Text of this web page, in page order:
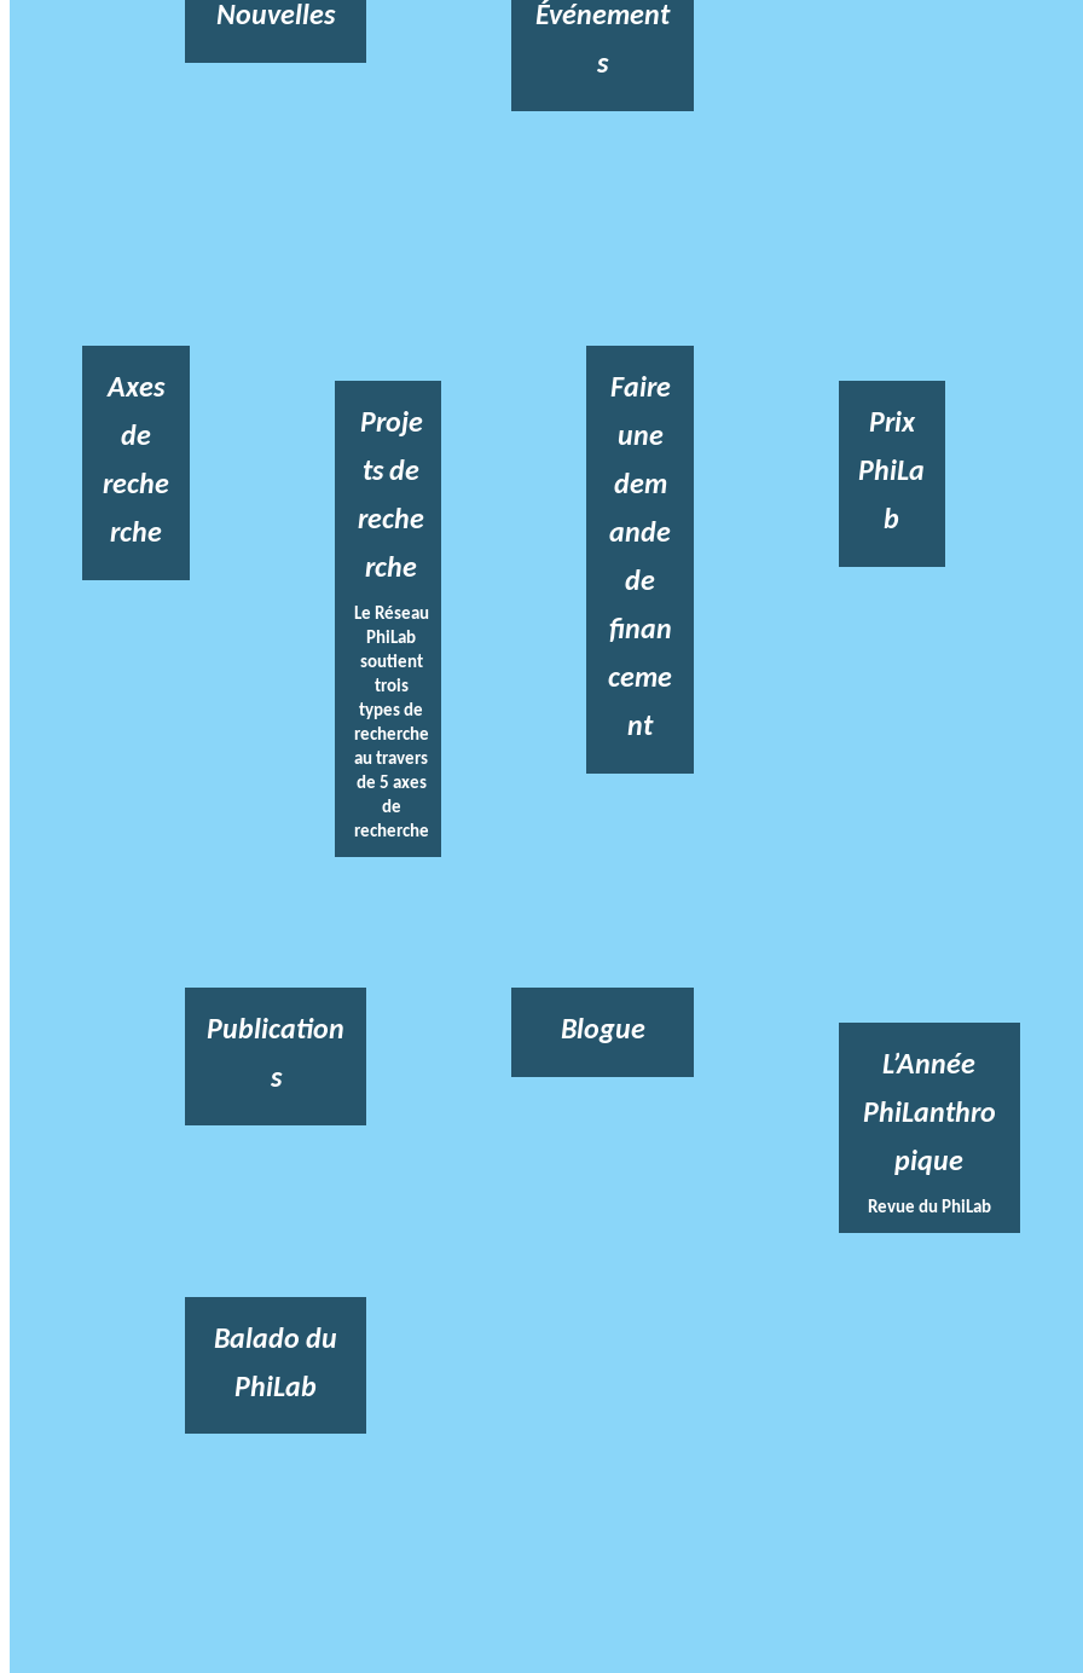
Nouvelles
Événement
s
Axes
de
reche
rche
Proje
ts de
reche
rche
Le Réseau
PhiLab
soutient
trois
types de
recherche
au travers
de 5 axes
de
recherche
Faire
une
dem
ande
de
finan
ceme
nt
Prix
PhiLa
b
Publication
s
Blogue
L’Année
PhiLanthro
pique
Revue du PhiLab
Balado du
PhiLab